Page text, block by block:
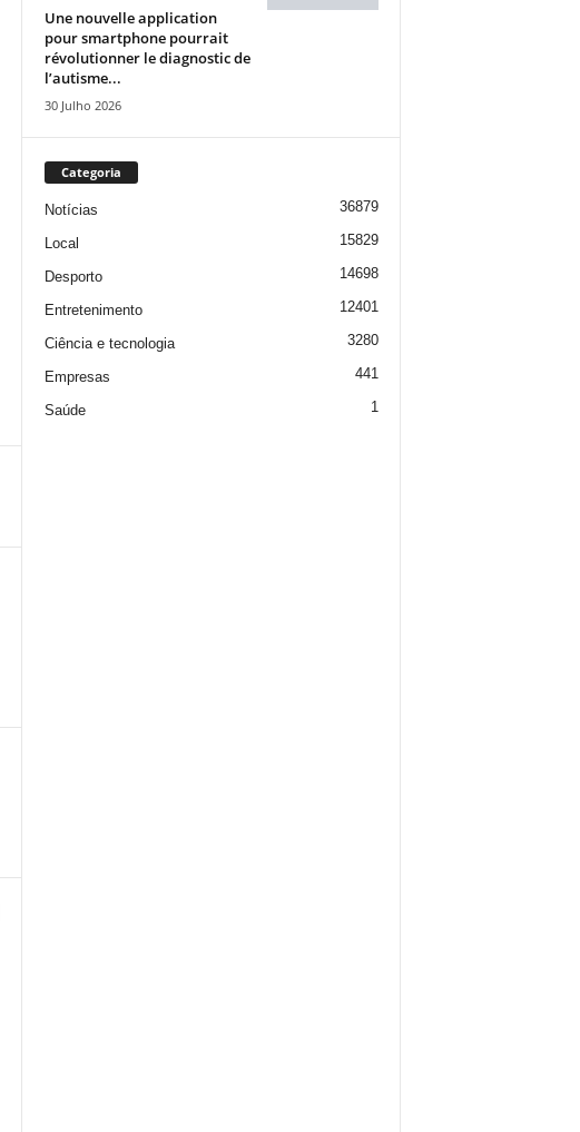
Une nouvelle application
pour smartphone pourrait
révolutionner le diagnostic de
l’autisme...
30 Julho 2026
Categoria
Notícias 36879
Local 15829
Desporto 14698
Entretenimento 12401
Ciência e tecnologia 3280
Empresas 441
Saúde 1